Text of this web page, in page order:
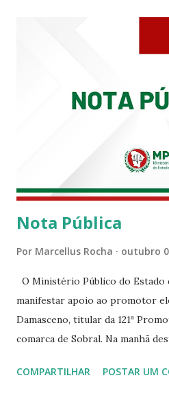
Nota Pública
Por Marcellus Rocha outubro
O Ministério Público do Estado
manifestar apoio ao promotor
Damasceno, titular da 121ª
comarca de Sobral. Na manhã
integrava um grupo de
COMPARTILHAR POSTAR UM